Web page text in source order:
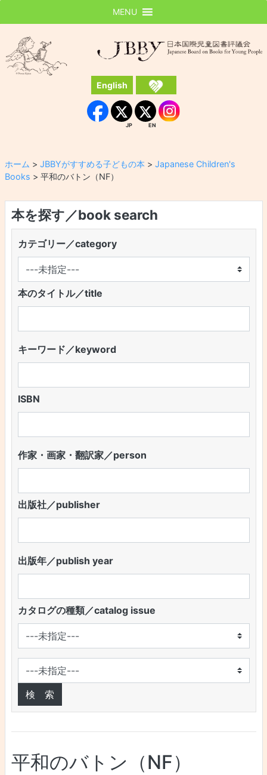
JBBY
English
Facebook
JP
JP
EN
EN Instagram
MENU
ホーム > JBBYがすすめる子どもの本 > Japanese Children's
Books > 平和のバトン（NF）
本を探す／book search
カテゴリー／category
本のタイトル／title
キーワード／keyword
ISBN
作家・画家・翻訳家／person
出版社／publisher
出版年／publish year
カタログの種類／catalog issue
平和のバトン（NF）